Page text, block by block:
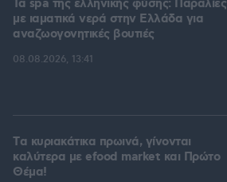
Τα spa της ελληνικής φύσης: Παραλίες
με ιαματικά νερά στην Ελλάδα για
αναζωογονητικές βουτιές
08.08.2026, 13:41
Tα κυριακάτικα πρωινά, γίνονται
καλύτερα με efood market και Πρώτο
Θέμα!